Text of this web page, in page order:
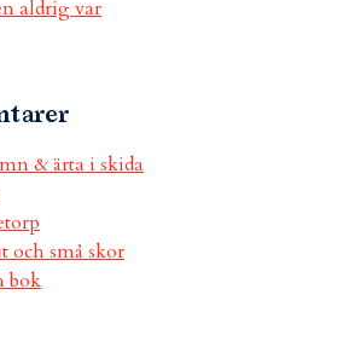
aldrig var
& ärta i skida
och små skor
bok